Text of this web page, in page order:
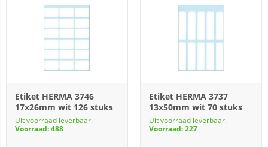
Etiket HERMA 3746
17x26mm wit 126 stuks
Uit voorraad leverbaar.
Voorraad: 488
Etiket HERMA 3737
13x50mm wit 70 stuks
Uit voorraad leverbaar.
Voorraad: 227